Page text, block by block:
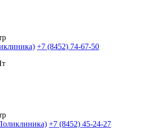
+7 (8452) 74-67-50
+7 (8452) 45-24-27